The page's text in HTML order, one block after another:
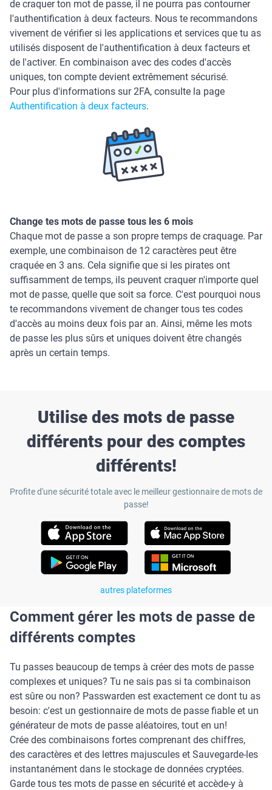
de craquer ton mot de passe, il ne pourra pas contourner
l'authentification à deux facteurs. Nous te recommandons
vivement de vérifier si les applications et services que tu as
utilisés disposent de l'authentification à deux facteurs et
de l'activer. En combinaison avec des codes d'accès
uniques, ton compte devient extrêmement sécurisé.
Pour plus d'informations sur 2FA, consulte la page
Authentification à deux facteurs.
Change tes mots de passe tous les 6 mois
Chaque mot de passe a son propre temps de craquage. Par
exemple, une combinaison de 12 caractères peut être
craquée en 3 ans. Cela signifie que si les pirates ont
suffisamment de temps, ils peuvent craquer n'importe quel
mot de passe, quelle que soit sa force. C'est pourquoi nous
te recommandons vivement de changer tous tes codes
d'accès au moins deux fois par an. Ainsi, même les mots
de passe les plus sûrs et uniques doivent être changés
après un certain temps.
Utilise des mots de passe
différents pour des comptes
différents!
Profite d'une sécurité totale avec le meilleur gestionnaire de mots de
passe!
autres plateformes
Comment gérer les mots de passe de
différents comptes
Tu passes beaucoup de temps à créer des mots de passe
complexes et uniques? Tu ne sais pas si ta combinaison
est sûre ou non? Passwarden est exactement ce dont tu as
besoin: c'est un gestionnaire de mots de passe fiable et un
générateur de mots de passe aléatoires, tout en un!
Crée des combinaisons fortes comprenant des chiffres,
des caractères et des lettres majuscules et Sauvegarde-les
instantanément dans le stockage de données cryptées.
Garde tous tes mots de passe en sécurité et accède-y à